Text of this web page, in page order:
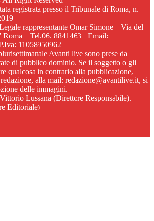
registrata presso il Tribunale di Roma, n.
rappresentante Omar Simone – Via del
– Tel.06. 8841463 - Email:
11058950962
Avanti live sono prese da
di pubblico dominio. Se il soggetto o gli
qualcosa in contrario alla pubblicazione,
alla mail: redazione@avantilive.it, si
delle immagini.
Lussana (Direttore Responsabile).
Editoriale)